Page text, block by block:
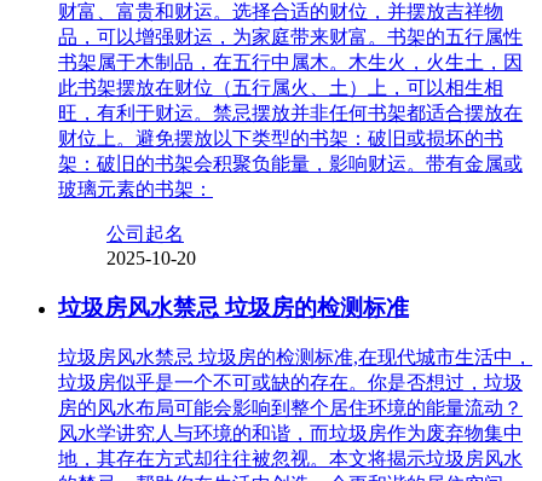
财富、富贵和财运。选择合适的财位，并摆放吉祥物
品，可以增强财运，为家庭带来财富。书架的五行属性
书架属于木制品，在五行中属木。木生火，火生土，因
此书架摆放在财位（五行属火、土）上，可以相生相
旺，有利于财运。禁忌摆放并非任何书架都适合摆放在
财位上。避免摆放以下类型的书架：破旧或损坏的书
架：破旧的书架会积聚负能量，影响财运。带有金属或
玻璃元素的书架：
公司起名
2025-10-20
垃圾房风水禁忌 垃圾房的检测标准
垃圾房风水禁忌 垃圾房的检测标准,在现代城市生活中，
垃圾房似乎是一个不可或缺的存在。你是否想过，垃圾
房的风水布局可能会影响到整个居住环境的能量流动？
风水学讲究人与环境的和谐，而垃圾房作为废弃物集中
地，其存在方式却往往被忽视。本文将揭示垃圾房风水